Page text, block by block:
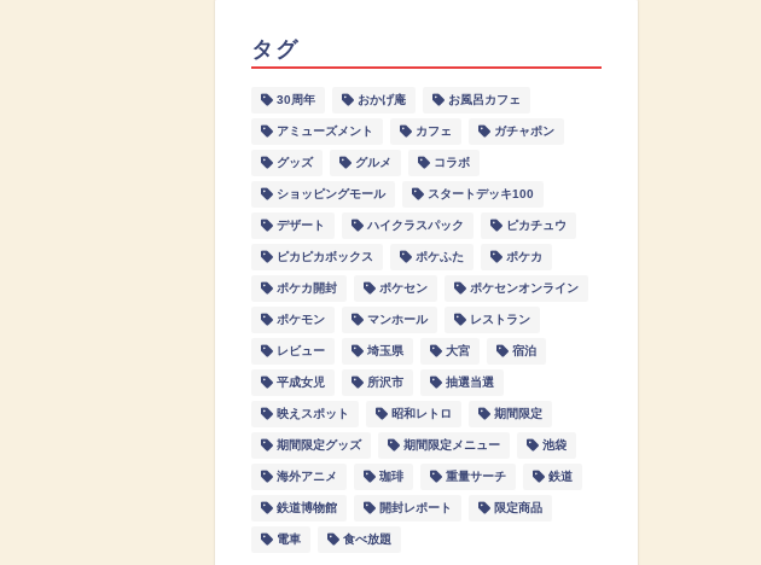
タグ
30周年 おかげ庵 お風呂カフェ
アミューズメント カフェ ガチャポン
グッズ グルメ コラボ
ショッピングモール スタートデッキ100
デザート ハイクラスパック ピカチュウ
ピカピカボックス ポケふた ポケカ
ポケカ開封 ポケセン ポケセンオンライン
ポケモン マンホール レストラン
レビュー 埼玉県 大宮 宿泊
平成女児 所沢市 抽選当選
映えスポット 昭和レトロ 期間限定
期間限定グッズ 期間限定メニュー 池袋
海外アニメ 珈琲 重量サーチ 鉄道
鉄道博物館 開封レポート 限定商品
電車 食べ放題